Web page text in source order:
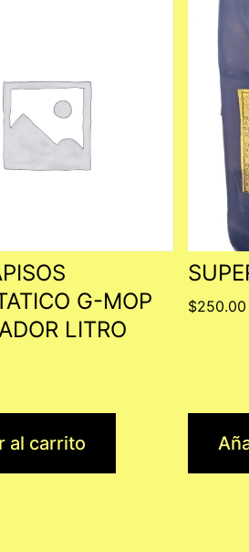
G-MOP
LITRO
al carrito
$250.00